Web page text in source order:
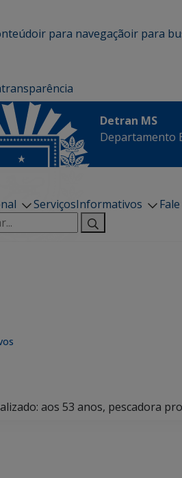
ir para navegaçãoir para
transparência
Detran MS
Departamento
ServiçosInformativos
aos 53 anos, pescadora